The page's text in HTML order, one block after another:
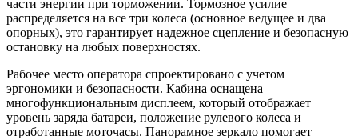
части энергии при торможении. Тормозное усилие
распределяется на все три колеса (основное ведущее и два
опорных), это гарантирует надежное сцепление и безопасную
остановку на любых поверхностях.
Рабочее место оператора спроектировано с учетом
эргономики и безопасности. Кабина оснащена
многофункциональным дисплеем, который отображает
уровень заряда батареи, положение рулевого колеса и
отработанные моточасы. Панорамное зеркало помогает